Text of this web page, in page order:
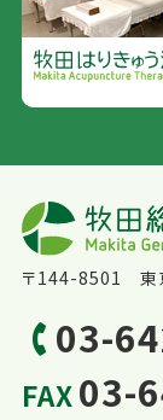
〒144-8501 東
03-
FAX03-